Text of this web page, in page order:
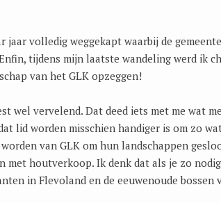
jaar volledig weggekapt waarbij de
tijdens mijn laatste wandeling werd ik
van het GLK opzeggen!
wel vervelend. Dat deed iets met me wat
lid worden misschien handiger is om zo
van GLK om hun landschappen
met houtverkoop. Ik denk dat als je zo
in Flevoland en de eeuwenoude bossen